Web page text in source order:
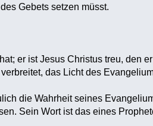
Gebets setzen müsst.
er ist Jesus Christus treu, den
das Licht des
die Wahrheit seines
Sein Wort ist das eines